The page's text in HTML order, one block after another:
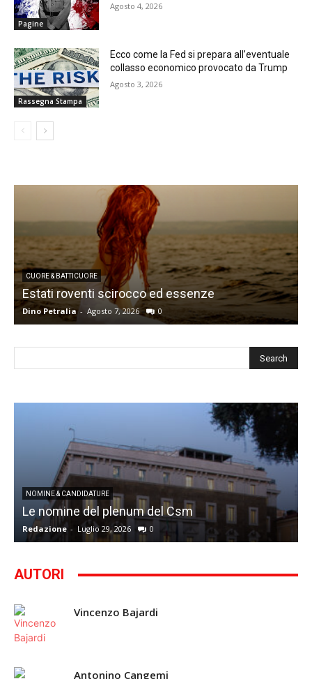
Pagine
Agosto 4, 2026
Rassegna Stampa
Ecco come la Fed si prepara all’eventuale
collasso economico provocato da Trump
Agosto 3, 2026
CUORE & BATTICUORE
Estati roventi scirocco ed essenze
Dino Petralia - Agosto 7, 2026 0
NOMINE & CANDIDATURE
Le nomine del plenum del Csm
Redazione - Luglio 29, 2026 0
AUTORI
Vincenzo Bajardi
Antonino Cangemi